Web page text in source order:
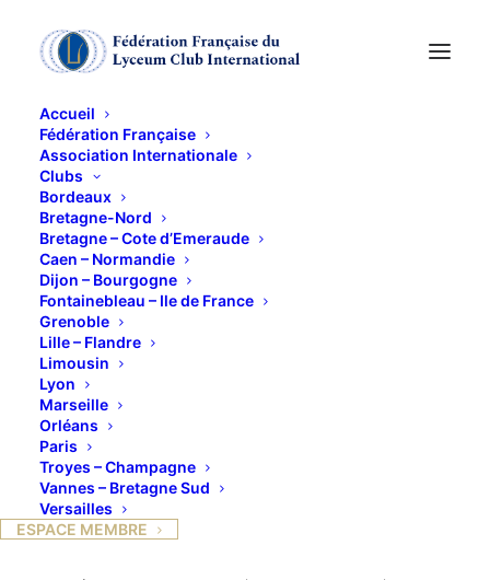
Accueil
Fédération Française
Association Internationale
Clubs
Bordeaux
Bretagne-Nord
Bretagne – Cote d’Emeraude
Caen – Normandie
Dijon – Bourgogne
Fontainebleau – Ile de France
Grenoble
Lille – Flandre
Limousin
Lyon
Marseille
Orléans
Paris
Troyes – Champagne
Vannes – Bretagne Sud
Versailles
ESPACE MEMBRE
Sortie de fin d'année
au lac d'Aiguebelette
génies du lac !
superbe journée ensoleillée, une petite route